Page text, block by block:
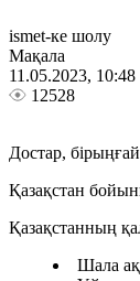
ismet-ке шолу
Мақала
11.05.2023, 10:48
12528
Достар,
Қазақстан
Қазақстанның
Шала